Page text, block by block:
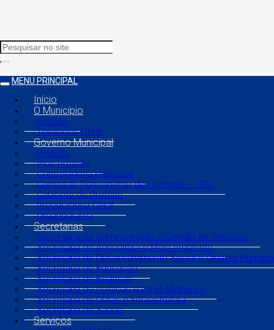
MENU PRINCIPAL
Início
O Município
História
Telefones Úteis
Governo Municipal
Prefeito
Vice Prefeito
Controladoria Municipal
Comissão Permanente de Licitação – CPL
Gabinete do Prefeito
Procuradoria Geral
Organograma
Secretarias
Secretaria de Administração e Gestão de Pessoas
Secretaria de Agricultura e Meio Ambiente
Secretaria de Desenvolvimento Social e Direitos
Secretaria de Educação
Secretaria de Finanças
Secretaria de Políticas para as Mulheres
Secretaria de Obras e Infraestrutura
Secretaria de Saúde
Serviços